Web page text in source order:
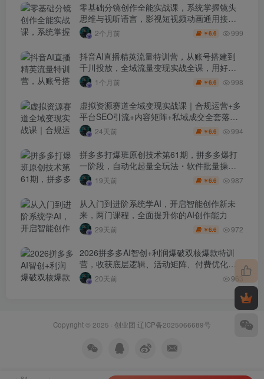
零基础分镜创作全能实战课，系统掌握镜头
思维与视听语言，影视短视频动画通用接单
技能2个月前 ￥6.6 999
抖音AI直播精英流量特训营，从账号搭建到
千川投放，全域流量变现实战全课，用好工
具让賺钱更简单
1个月前 ￥6.6 998
虚拟资源赛道全域变现实战课｜合规运营+多
平台SEO引流+内容矩阵+私域成交全套落地
玩法24天前 ￥6.6 994
拼多多打爆班原创技术第61期，拼多多爆打
一阶段，自动化起量全玩法・软件批量操
作・投产优化・大促矩阵实战课
19天前 ￥6.6 987
从入门到进阶系统学AI，开启智能创作新未
来，两门课程，全面提升你的AI创作能力
29天前 ￥6.6 972
2026拼多多AI智创+利润爆破双核爆款特训
营，收获底层逻辑、活动矩阵、付费优化、
0-1打爆SOP
20天前 963
Copyright © 2025 · 创业团 辽ICP备2025066689号